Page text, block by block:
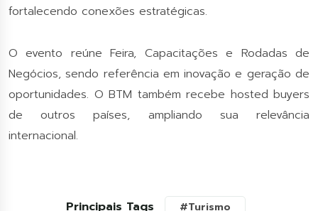
fortalecendo conexões estratégicas.
O evento reúne Feira, Capacitações e Rodadas de
Negócios, sendo referência em inovação e geração de
oportunidades. O BTM também recebe hosted buyers
de outros países, ampliando sua relevância
internacional.
Principais Tags #Turismo